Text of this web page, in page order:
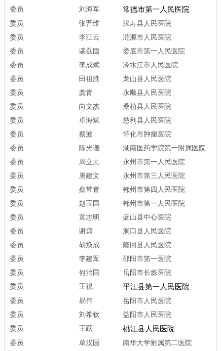
委员
刘海军 常德市第一人民医院
委员 张晋维
汉寿县人民医院
委员
李江云
涟源市人民医院
委员
谌磊固
娄底市第一人民医院
委员
李成斌
冷水江市人民医院
委员
田祖胜
龙山县人民医院
委员
龚青
永顺县人民医院
委员
向文杰
桑植县人民医院
委员
卓海斌
慈利县人民医院
委员
蔡波
怀化市肿瘤医院
委员
陈光谱
湖南医药学院第一附属医院
委员
周立元
永州市第一人民医院
委员
唐建文
永州市第三人民医院
委员
蔡常青
郴州市第四人民医院
委员
赵玉国
郴州市第一人民医院
委员
黄志明
蓝山县中心医院
委员
谢琼
洞口县人民医院
委员
胡焕成
隆回县人民医院
委员
李建军
邵阳市第一医院
委员
何治国
岳阳市长炼医院
委员
王祝 平江县第一人民医院
委员 易伟
岳阳市人民医院
委员
刘希钦
益阳市人民医院
委员
王跃 桃江县人民医院
委员 单汉国 南华大学附属第二医院